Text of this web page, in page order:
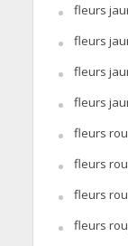
fleurs
fleurs
fleurs
fleurs
fleurs
fleurs
fleurs
fleurs